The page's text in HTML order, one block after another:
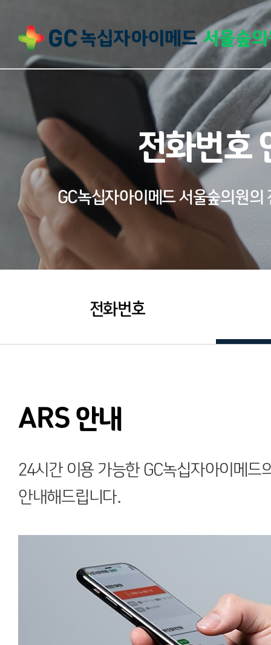
전화번호
GC녹십자아이메드 서울숲의원의
전화번호
ARS 안내
24시간 이용 가능한 GC녹십자아이메드
안내해드립니다.